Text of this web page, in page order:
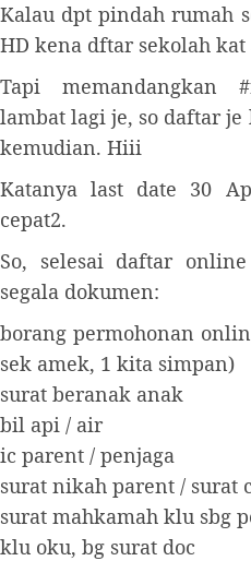
Kalau dpt pindah rumah
HD kena dftar sekolah
Tapi memandangkan
lambat lagi je, so daftar
kemudian. Hiii
Katanya last date 30
cepat2.
So, selesai daftar
segala dokumen:
borang permohonan
sek amek, 1 kita simpan)
surat beranak anak
bil api / air
ic parent / penjaga
surat nikah parent / surat
surat mahkamah klu sbg
klu oku, bg surat doc